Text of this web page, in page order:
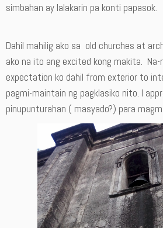
simbahan ay lalakarin pa konti papasok.
Dahil mahilig ako sa old churches at
ako na ito ang excited kong makita.
expectation ko dahil from exterior to
pagmi-maintain ng pagklasiko nito. I
pinupunturahan ( masyado?) para